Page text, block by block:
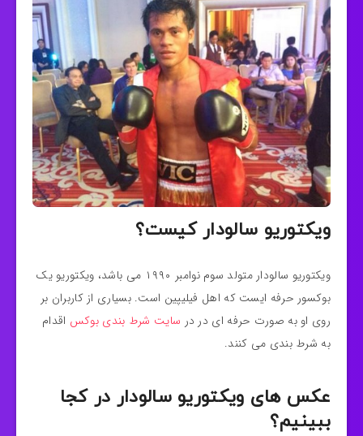
ویکتوریو سالودار کیست؟
ویکتوریو سالودار متولد سوم نوامبر ۱۹۹۰ می باشد، ویکتوریو یک
بوکسور حرفه ایست که اهل فیلیپین است. بسیاری از کاربران بر
روی او به صورت حرفه ای در در سایت شرط بندی بوکس اقدام
به شرط بندی می کنند.
عکس های ویکتوریو سالودار در کجا
ببینیم؟